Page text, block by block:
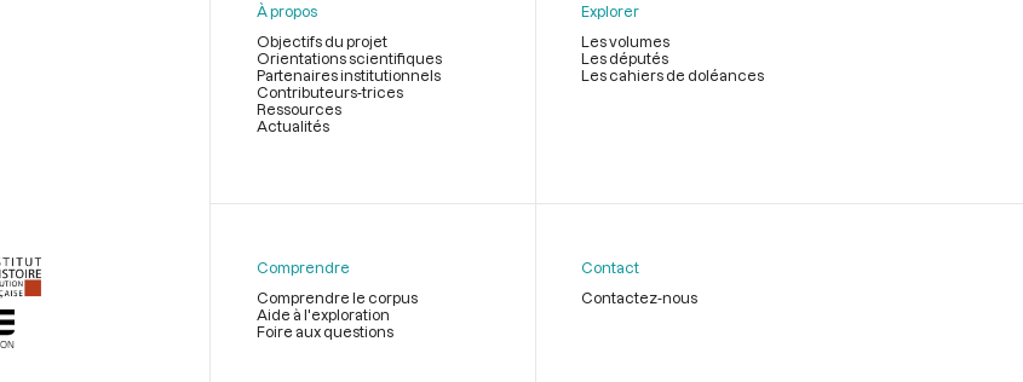
page
À propos
Objectifs du projet
Orientations scientifiques
Partenaires institutionnels
Contributeurs-trices
Ressources
Actualités
Explorer
Les volumes
Les députés
Les cahiers de doléances
Comprendre
Comprendre le corpus
Aide à l'exploration
Foire aux questions
Contact
Contactez-nous